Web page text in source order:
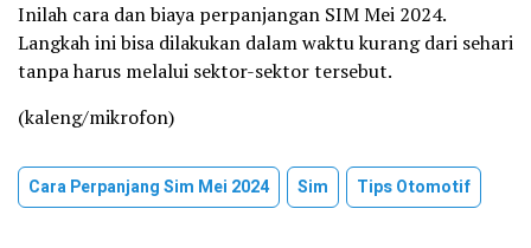
Inilah cara dan biaya perpanjangan SIM Mei 2024.
Langkah ini bisa dilakukan dalam waktu kurang dari sehari
tanpa harus melalui sektor-sektor tersebut.
(kaleng/mikrofon)
Cara Perpanjang Sim Mei 2024 Sim Tips Otomotif